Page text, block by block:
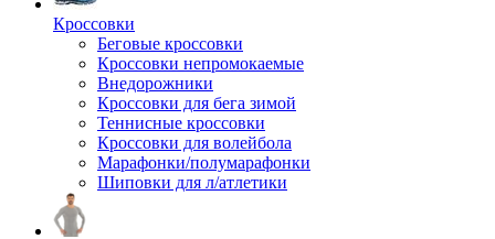
Кроссовки
Беговые кроссовки
Кроссовки непромокаемые
Внедорожники
Кроссовки для бега зимой
Теннисные кроссовки
Кроссовки для волейбола
Марафонки/полумарафонки
Шиповки для л/атлетики